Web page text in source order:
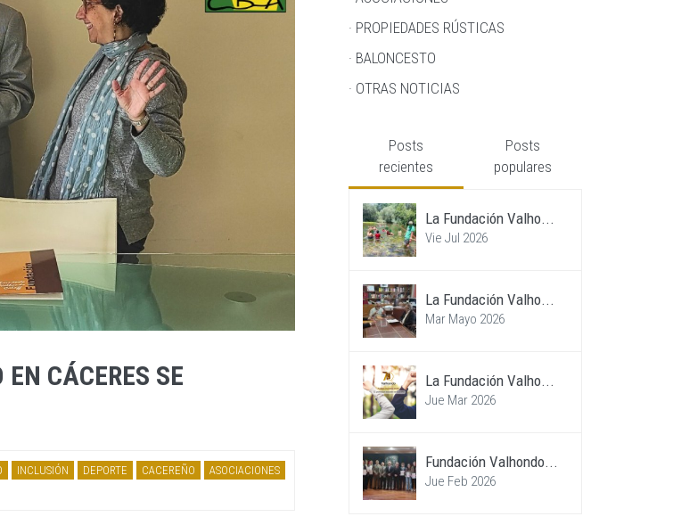
CÁCERES SE
INCLUSIÓN DEPORTE CACEREÑO ASOCIACIONES
· PROPIEDADES RÚSTICAS
· BALONCESTO
· OTRAS NOTICIAS
Posts
recientes
Posts
populares
La Fundación Valho...
Vie Jul 2026
La Fundación Valho...
Mar Mayo 2026
La Fundación Valho...
Jue Mar 2026
Fundación Valhondo...
Jue Feb 2026